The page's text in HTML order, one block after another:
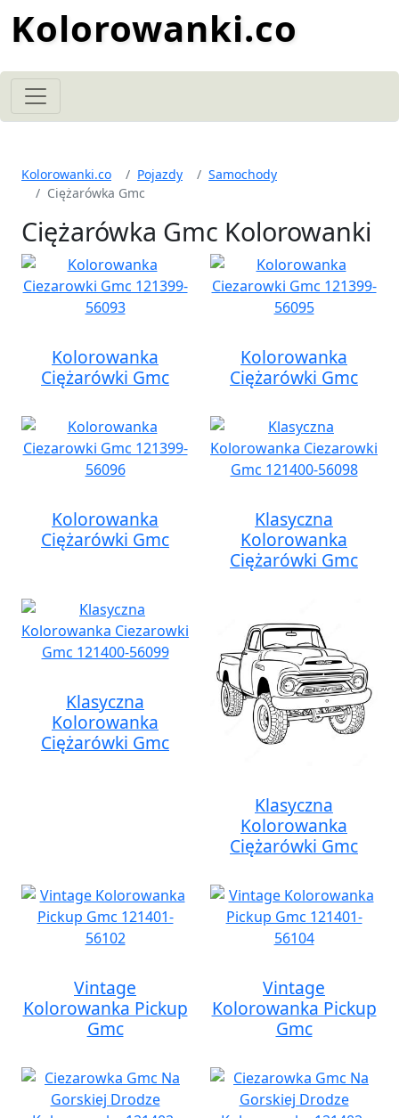
Kolorowanki.co
Kolorowanki.co Pojazdy
Samochody
Ciężarówka Gmc
Ciężarówka Gmc Kolorowanki
Kolorowanka
Ciężarówki Gmc
Kolorowanka
Ciężarówki Gmc
Kolorowanka
Ciężarówki Gmc
Klasyczna
Kolorowanka
Ciężarówki Gmc
Klasyczna
Kolorowanka
Ciężarówki Gmc
Klasyczna
Kolorowanka
Ciężarówki Gmc
Vintage
Kolorowanka Pickup
Gmc
Vintage
Kolorowanka Pickup
Gmc